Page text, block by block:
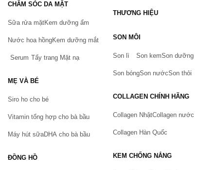
Bạn gặp vấn đề về sản phẩm hay mua hàng?
Hãy báo lỗi cho chúng tôi. Hoặc gọi cho chúng tôi qua số
CHĂM SÓC DA MẶT
Sữa rửa mặtKem dưỡng ẩm
Nước hoa hồngKem dưỡng mắt
Serum Tẩy trang Mặt nạ
MẸ VÀ BÉ
Siro ho cho bé
Vitamin tổng hợp cho bà bầu
Máy hút sữaDHA cho bà bầu
ĐỒNG HỒ
THƯƠNG HIỆU
SON MÔI
Son lì Son kemSon dưỡng
Son bóngSon nướcSon thỏi
COLLAGEN CHÍNH HÃNG
Collagen NhậtCollagen nước
Collagen Hàn Quốc
KEM CHỐNG NẮNG